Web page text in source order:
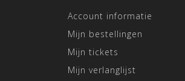
Account informatie
Mijn bestellingen
Mijn tickets
Mijn verlanglijst